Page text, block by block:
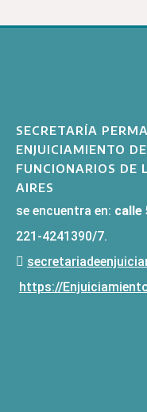
SECRETARÍA
ENJUICIAMIENTO
FUNCIONARIOS DE
AIRES
se encuentra en: calle
221-4241390/7.
https://